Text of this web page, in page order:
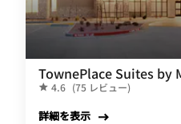
TownePlace Suites by
4.6 (75 レビュー)
詳細を表示